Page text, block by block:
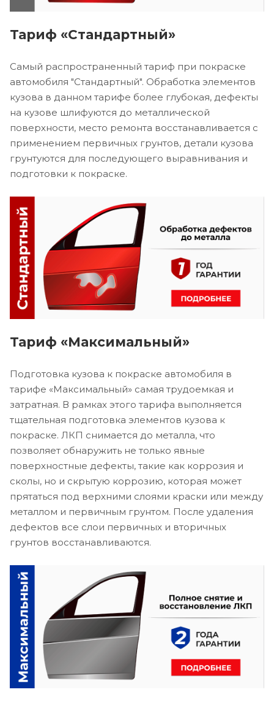
Тариф «Стандартный»
Самый распространенный тариф при покраске
автомобиля "Стандартный". Обработка элементов
кузова в данном тарифе более глубокая, дефекты
на кузове шлифуются до металлической
поверхности, место ремонта восстанавливается с
применением первичных грунтов, детали кузова
грунтуются для последующего выравнивания и
подготовки к покраске.
Тариф «Максимальный»
Подготовка кузова к покраске автомобиля в
тарифе «Максимальный» самая трудоемкая и
затратная. В рамках этого тарифа выполняется
тщательная подготовка элементов кузова к
покраске. ЛКП снимается до металла, что
позволяет обнаружить не только явные
поверхностные дефекты, такие как коррозия и
сколы, но и скрытую коррозию, которая может
прятаться под верхними слоями краски или между
металлом и первичным грунтом. После удаления
дефектов все слои первичных и вторичных
грунтов восстанавливаются.